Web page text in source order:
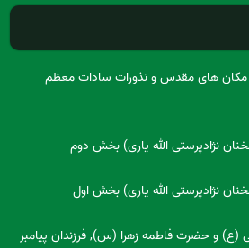
مکان های مقدس و نذورات سادات معظم
نژادپرستی الله یاری) بخش دوم
نژادپرستی الله یاری) بخش اول
(ع) و حضرت فاطمه زهرا (س), فرزندان پیامبر